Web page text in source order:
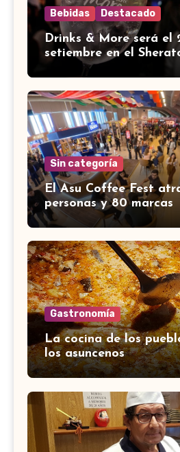
Bebidas Destacado
Drinks & More será el
setiembre en el
Sin categoría
El Asu Coffee Fest
personas y 80 marcas
Gastronomía
La cocina de los
los asuncenos